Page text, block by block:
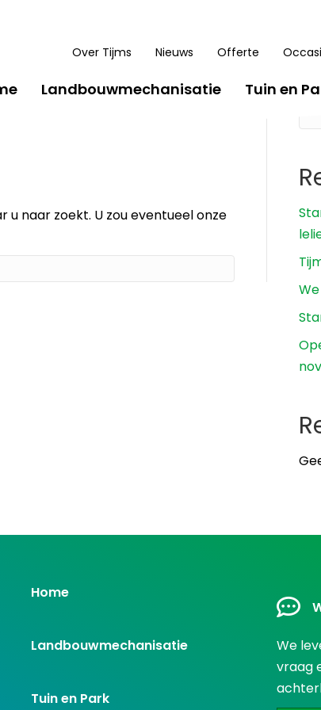
Over Tijms Nieuws Offerte
Landbouwmechanisatie Tuin en
u naar zoekt. U zou eventueel onze
Home
Landbouwmechanisatie
Tuin en Park
We
vraag